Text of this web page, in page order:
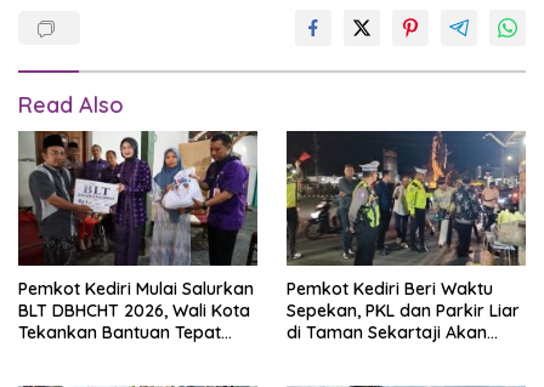
Read Also
Pemkot Kediri Mulai Salurkan
BLT DBHCHT 2026, Wali Kota
Tekankan Bantuan Tepat
Pemkot Kediri Beri Waktu
Sepekan, PKL dan Parkir Liar
di Taman Sekartaji Akan